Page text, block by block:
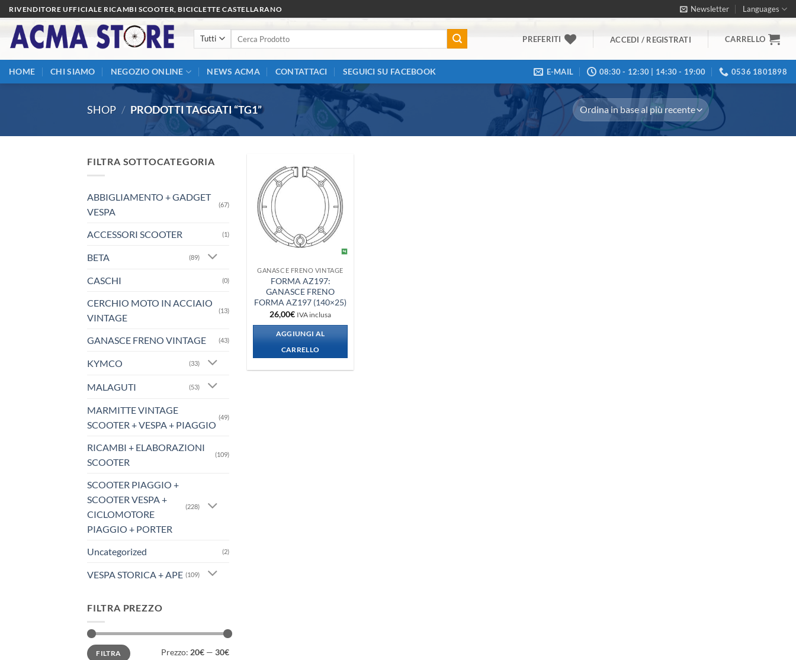
Salta
ai
contenuti
RIVENDITORE UFFICIALE RICAMBI SCOOTER, BICICLETTE CASTELLARANO Newsletter Languages
PREFERITI ACCEDI / REGISTRATI CARRELLO
HOME CHI SIAMO NEGOZIO ONLINE NEWS ACMA CONTATTACI SEGUICI SU FACEBOOK E-MAIL 08:30 - 12:30 | 14:30 - 19:00 0536 1801898
SHOP / PRODOTTI TAGGATI “TG1”
FILTRA SOTTOCATEGORIA
ABBIGLIAMENTO + GADGET
VESPA
(67)
ACCESSORI SCOOTER (1)
BETA (89)
CASCHI (0)
CERCHIO MOTO IN ACCIAIO
VINTAGE
(13)
GANASCE FRENO VINTAGE (43)
KYMCO (33)
MALAGUTI (53)
MARMITTE VINTAGE
SCOOTER + VESPA + PIAGGIO
(49)
RICAMBI + ELABORAZIONI
SCOOTER
(109)
SCOOTER PIAGGIO +
SCOOTER VESPA +
CICLOMOTORE
PIAGGIO + PORTER
(228)
Uncategorized (2)
VESPA STORICA + APE (109)
FILTRA PREZZO
Prezzo
Min
Prezzo
MaxFILTRA Prezzo: 20€ — 30€
Aggiungi
alla lista
dei
desideri
GANASCE FRENO VINTAGE
FORMA AZ197:
GANASCE FRENO
FORMA AZ197 (140×25)
26,00€ IVA inclusa
AGGIUNGI AL
CARRELLO